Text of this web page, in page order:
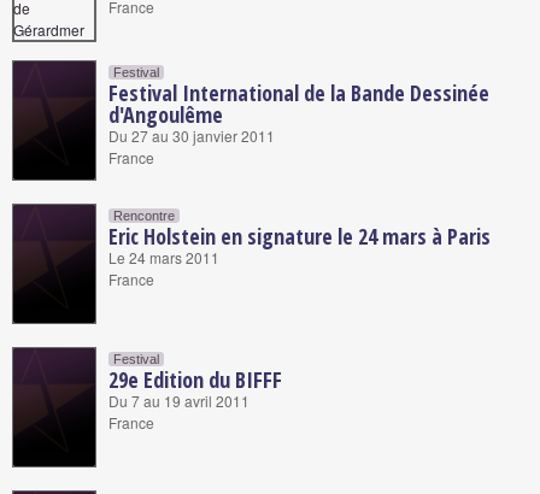
France
Festival
Festival International de la Bande Dessinée
d'Angoulême
Du 27 au 30 janvier 2011
France
Rencontre
Eric Holstein en signature le 24 mars à Paris
Le 24 mars 2011
France
Festival
29e Edition du BIFFF
Du 7 au 19 avril 2011
France